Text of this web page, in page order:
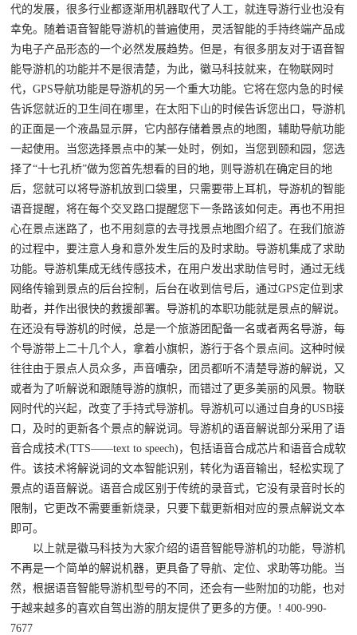
代的发展，很多行业都逐渐用机器取代了人工，就连导游行业也没有
幸免。随着语音智能导游机的普遍使用，灵活智能的手持终端产品成
为电子产品形态的一个必然发展趋势。但是，有很多朋友对于语音智
能导游机的功能并不是很清楚，为此，徽马科技就来，在物联网时
代，GPS导航功能是导游机的另一个重大功能。它将在您内急的时候
告诉您就近的卫生间在哪里，在太阳下山的时候告诉您出口，导游机
的正面是一个液晶显示屏，它内部存储着景点的地图，辅助导航功能
一起使用。当您选择景点中的某一处时，例如，当您到颐和园，您选
择了“十七孔桥”做为您首先想看的目的地，则导游机在确定目的地
后，您就可以将导游机放到口袋里，只需要带上耳机，导游机的智能
语音提醒，将在每个交叉路口提醒您下一条路该如何走。再也不用担
心在景点迷路了，也不用刻意的去寻找景点地图介绍了。在我们旅游
的过程中，要注意人身和意外发生后的及时求助。导游机集成了求助
功能。导游机集成无线传感技术，在用户发出求助信号时，通过无线
网络传输到景点的后台控制，后台在收到信号后，通过GPS定位到求
助者，并作出很快的救援部署。导游机的本职功能就是景点的解说。
在还没有导游机的时候，总是一个旅游团配备一名或者两名导游，每
个导游带上二十几个人，拿着小旗帜，游行于各个景点间。这种时候
往往由于景点人员众多，声音嘈杂，团员都听不清楚导游的解说，又
或者为了听解说和跟随导游的旗帜，而错过了更多美丽的风景。物联
网时代的兴起，改变了手持式导游机。导游机可以通过自身的USB接
口，及时的更新各个景点的解说词。导游机的语音解说部分采用了语
音合成技术(TTS——text to speech)，包括语音合成芯片和语音合成软
件。该技术将解说词的文本智能识别，转化为语音输出，轻松实现了
景点的语音解说。语音合成区别于传统的录音式，它没有录音时长的
限制，它更改不需要重新烧录，只要下载更新相对应的景点解说文本
即可。
以上就是徽马科技为大家介绍的语音智能导游机的功能，导游机
不再是一个简单的解说机器，更具备了导航、定位、求助等功能。当
然，根据语音智能导游机型号的不同，还会有一些附加的功能，也对
于越来越多的喜欢自驾出游的朋友提供了更多的方便。! 400-990-
7677